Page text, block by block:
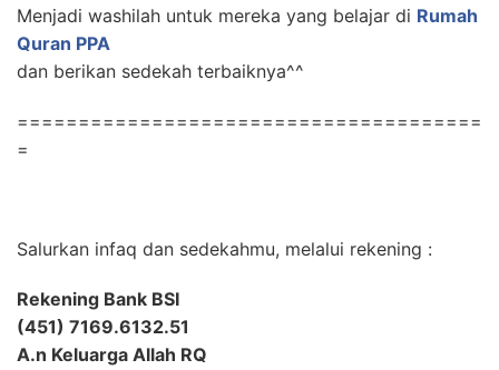
Menjadi washilah untuk mereka yang belajar di Rumah
Quran PPA
dan berikan sedekah terbaiknya^^
======================================
=
Salurkan infaq dan sedekahmu, melalui rekening :
Rekening Bank BSI
(451) 7169.6132.51
A.n Keluarga Allah RQ